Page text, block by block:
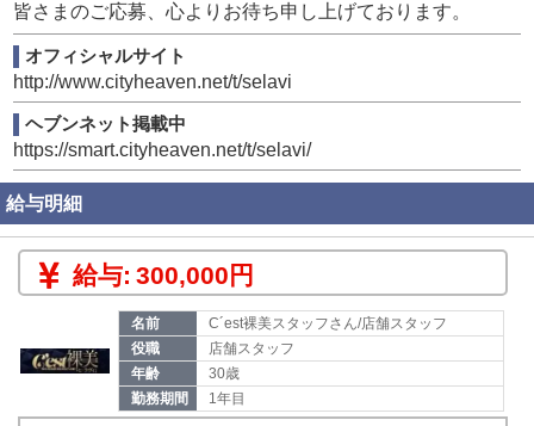
皆さまのご応募、心よりお待ち申し上げております。
オフィシャルサイト
http://www.cityheaven.net/t/selavi
ヘブンネット掲載中
https://smart.cityheaven.net/t/selavi/
給与明細
給与: 300,000円
名前
C´est裸美スタッフさん/店舗スタッフ
役職
店舗スタッフ
年齢
30歳
勤務期間
1年目